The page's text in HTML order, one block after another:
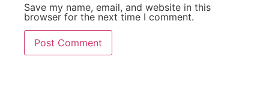
Save my name, email, and website in this
browser for the next time I comment.